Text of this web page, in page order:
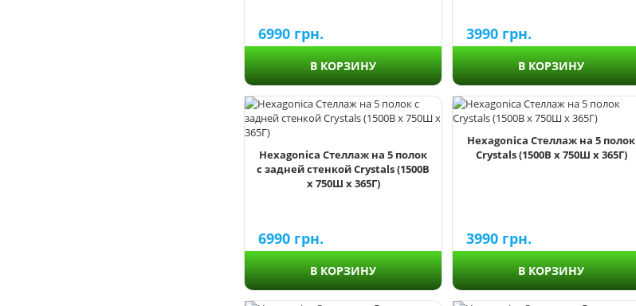
6990 грн.
В КОРЗИНУ
3990 грн.
В КОРЗИНУ
Hexagonica Стеллаж на 5 полок
с задней стенкой Crystals (1500В
х 750Ш х 365Г)
6990 грн.
В КОРЗИНУ
Hexagonica Стеллаж на 5 полок
Crystals (1500В х 750Ш х 365Г)
3990 грн.
В КОРЗИНУ